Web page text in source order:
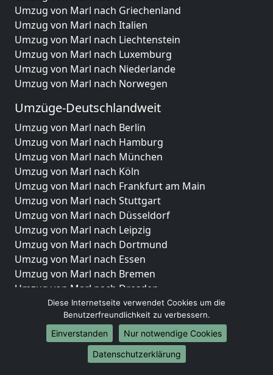
Umzug von Marl nach Griechenland
Umzug von Marl nach Italien
Umzug von Marl nach Liechtenstein
Umzug von Marl nach Luxemburg
Umzug von Marl nach Niederlande
Umzug von Marl nach Norwegen
Umzüge-Deutschlandweit
Umzug von Marl nach Berlin
Umzug von Marl nach Hamburg
Umzug von Marl nach München
Umzug von Marl nach Köln
Umzug von Marl nach Frankfurt am Main
Umzug von Marl nach Stuttgart
Umzug von Marl nach Düsseldorf
Umzug von Marl nach Leipzig
Umzug von Marl nach Dortmund
Umzug von Marl nach Essen
Umzug von Marl nach Bremen
Umzug von Marl nach Dresden
Umzug von Marl nach Hannover
Umzug von Marl nach Nürnberg
Umzug von Marl nach Duisburg
Umzug von Marl nach Bochum
Umzug von Marl nach Wuppertal
Diese Internetseite verwendet Cookies um die
Benutzerfreundlichkeit zu verbessern.
Einverstanden
Nur notwendige Cookies
Datenschutzerklärung